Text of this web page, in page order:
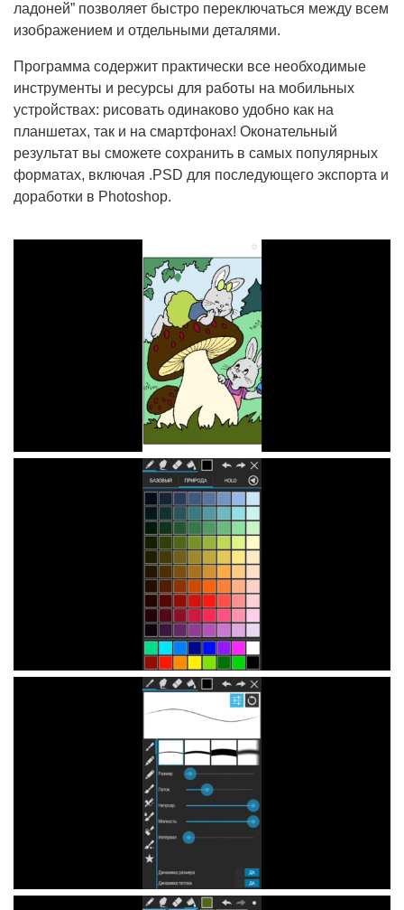
ладоней” позволяет быстро переключаться между всем
изображением и отдельными деталями.
Программа содержит практически все необходимые
инструменты и ресурсы для работы на мобильных
устройствах: рисовать одинаково удобно как на
планшетах, так и на смартфонах! Оконательный
результат вы сможете сохранить в самых популярных
форматах, включая .PSD для последующего экспорта и
доработки в Photoshop.